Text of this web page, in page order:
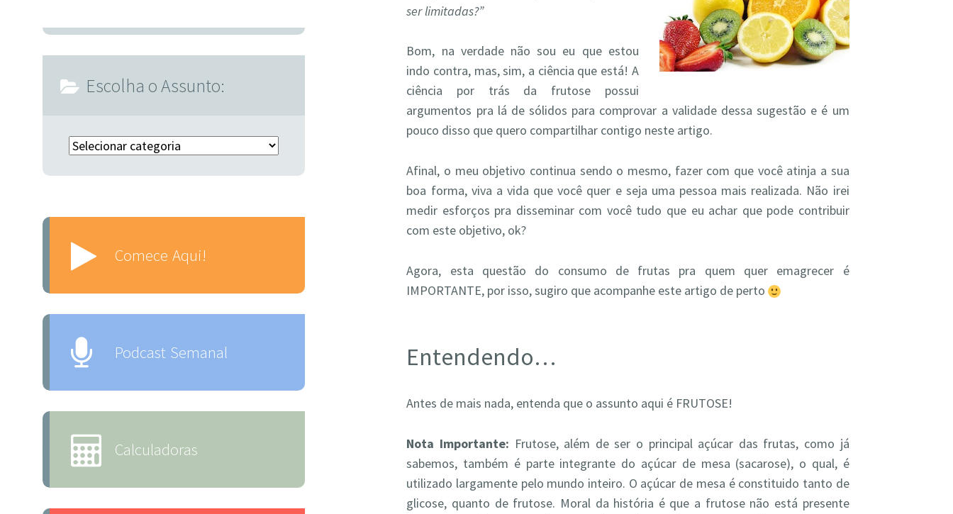
ser limitadas?”
Bom, na verdade não sou eu que estou
indo contra, mas, sim, a ciência que está! A
ciência por trás da frutose possui
argumentos pra lá de sólidos para comprovar a validade dessa sugestão e é um
pouco disso que quero compartilhar contigo neste artigo.
Afinal, o meu objetivo continua sendo o mesmo, fazer com que você atinja a sua
boa forma, viva a vida que você quer e seja uma pessoa mais realizada. Não irei
medir esforços pra disseminar com você tudo que eu achar que pode contribuir
com este objetivo, ok?
Agora, esta questão do consumo de frutas pra quem quer emagrecer é
IMPORTANTE, por isso, sugiro que acompanhe este artigo de perto
Entendendo…
Antes de mais nada, entenda que o assunto aqui é FRUTOSE!
Nota Importante: Frutose, além de ser o principal açúcar das frutas, como já
sabemos, também é parte integrante do açúcar de mesa (sacarose), o qual, é
utilizado largamente pelo mundo inteiro. O açúcar de mesa é constituido tanto de
glicose, quanto de frutose. Moral da história é que a frutose não está presente
Escolha o Assunto:
Escolha o Assunto:
Comece Aqui!
Podcast Semanal
Calculadoras